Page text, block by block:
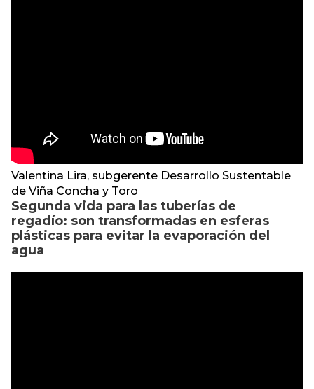
Valentina Lira, subgerente Desarrollo Sustentable
de Viña Concha y Toro
Segunda vida para las tuberías de
regadío: son transformadas en esferas
plásticas para evitar la evaporación del
agua